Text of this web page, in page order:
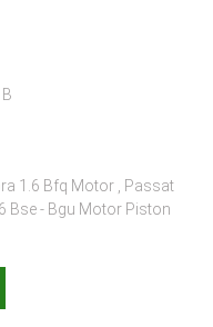
1.6 Bfq Motor , Passat
Bse - Bgu Motor Piston